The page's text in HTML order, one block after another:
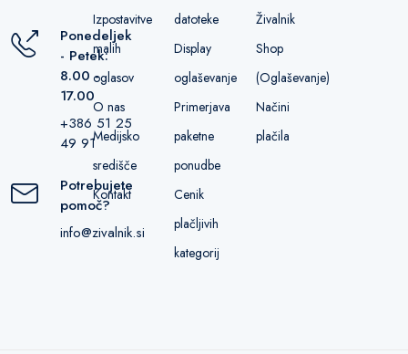
Ponedeljek
- Petek:
8.00 -
17.00
+386 51 25
49 91
Potrebujete
pomoč?
info@zivalnik.si
Izpostavitve
malih
oglasov
O nas
Medijsko
središče
Kontakt
datoteke
Display
oglaševanje
Primerjava
paketne
ponudbe
Cenik
plačljivih
kategorij
Živalnik
Shop
(Oglaševanje)
Načini
plačila